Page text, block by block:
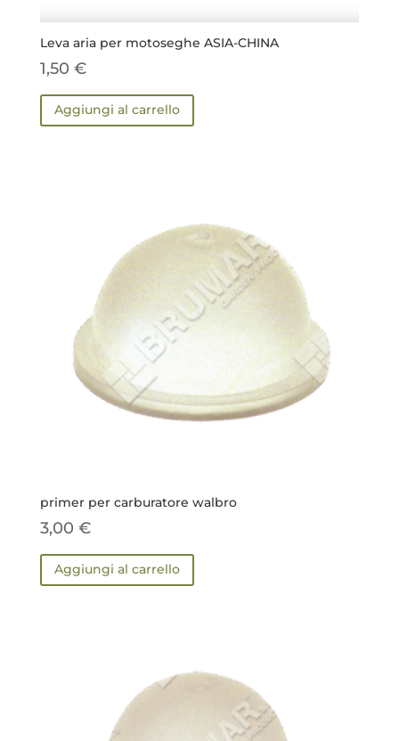
Leva aria per motoseghe ASIA-CHINA
1,50 €
Aggiungi al carrello
primer per carburatore walbro
3,00 €
Aggiungi al carrello